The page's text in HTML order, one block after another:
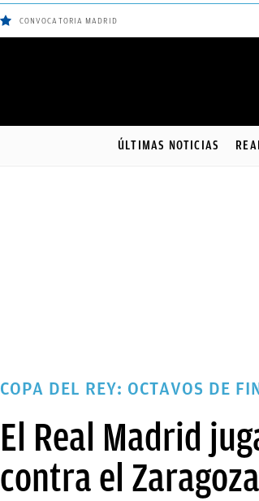
CONVOCATORIA MADRID
ÚLTIMAS NOTICIAS
COPA DEL REY: OCTAVOS DE
El Real Madrid
contra el Zaragoza